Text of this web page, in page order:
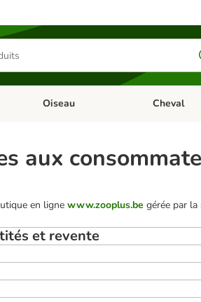
Rongeur & Co
Dérouler les catégories: Poisson
Oiseau Dérouler les
Cheval
aux
en ligne www.zooplus.be gérée par
et revente